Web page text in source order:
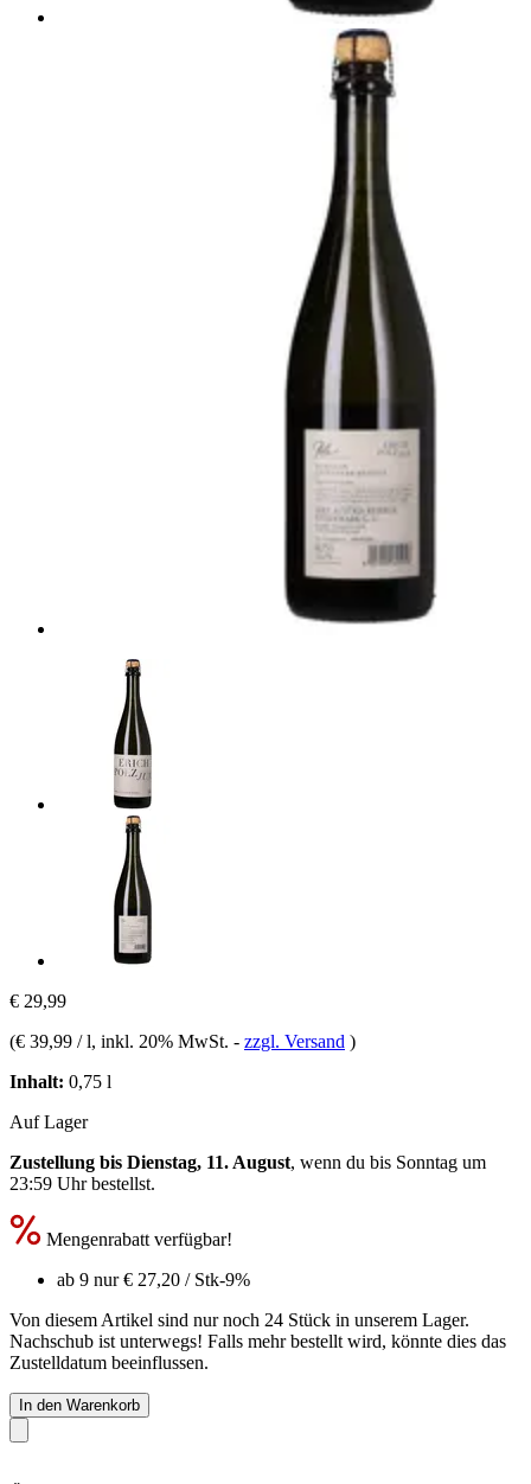
€ 29,99
(€ 39,99 / l, inkl. 20% MwSt. - zzgl. Versand )
Inhalt: 0,75 l
Auf Lager
Zustellung bis Dienstag, 11. August, wenn du bis Sonntag um
23:59 Uhrbestellst.
Mengenrabatt verfügbar!
ab 9 nur€ 27,20 / Stk-9%
Von diesem Artikel sind nur noch 24 Stück in unserem Lager.
Nachschub ist unterwegs! Falls mehr bestellt wird, könnte dies das
Zustelldatum beeinflussen.
In den Warenkorb